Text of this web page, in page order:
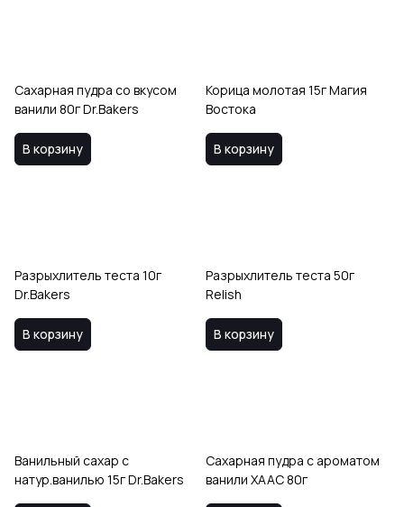
Сахарная пудра со вкусом
ванили 80г Dr.Bakers
В корзину
Корица молотая 15г Магия
Востока
В корзину
Разрыхлитель теста 10г
Dr.Bakers
В корзину
Разрыхлитель теста 50г
Relish
В корзину
Ванильный сахар с
натур.ванилью 15г Dr.Bakers
Сахарная пудра с ароматом
ванили ХААС 80г